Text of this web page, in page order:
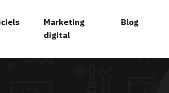
Marketing
digital
Blog